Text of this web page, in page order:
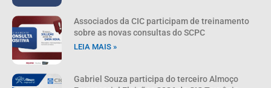
Associados da CIC participam de treinamento
sobre as novas consultas do SCPC
LEIA MAIS »
Gabriel Souza participa do terceiro Almoço